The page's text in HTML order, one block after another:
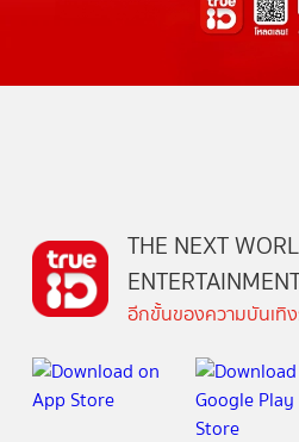
THE NEXT
อีกขั้นของความบันเทิ